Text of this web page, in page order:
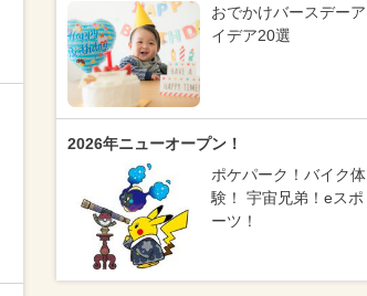
おでかけバースデーア
イデア20選
2026年ニューオープン！
ポケパーク！バイク体
験！ 宇宙兄弟！eスポ
ーツ！